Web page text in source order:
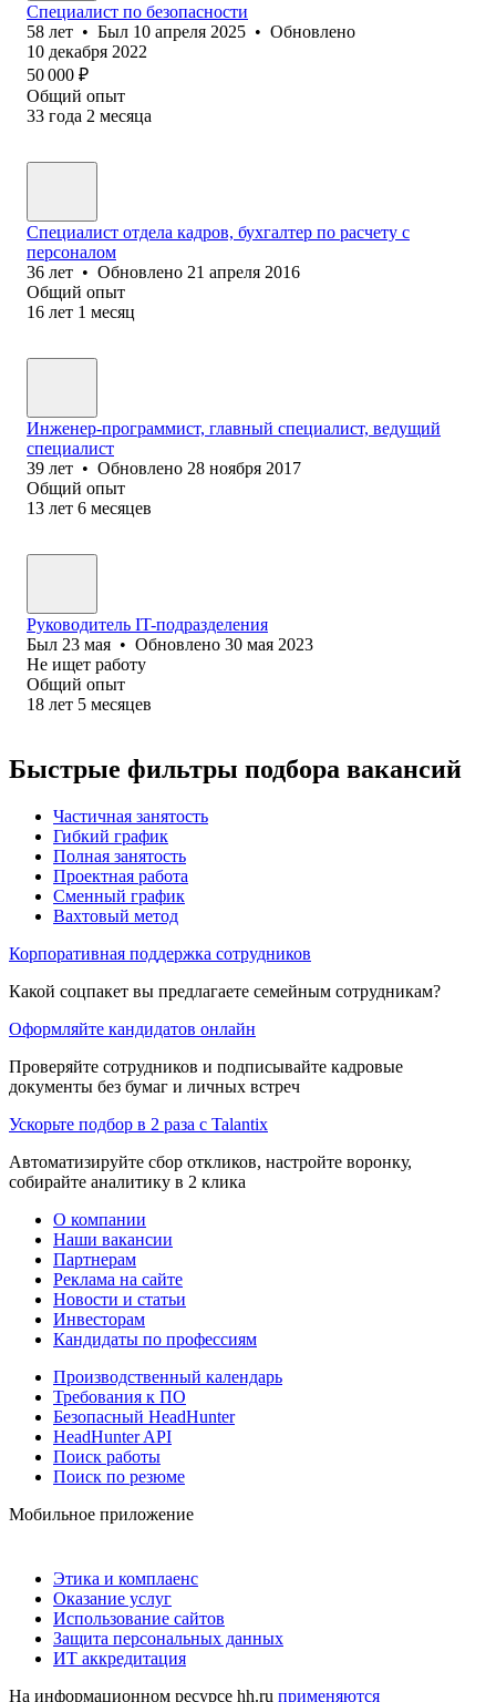
Специалист по безопасности
58 лет • Был 10 апреля 2025 • Обновлено
10 декабря 2022
50 000 ₽
Общий опыт
33 года 2 месяца
Специалист отдела кадров, бухгалтер по расчету с
персоналом
36 лет • Обновлено 21 апреля 2016
Общий опыт
16 лет 1 месяц
Инженер-программист, главный специалист, ведущий
специалист
39 лет • Обновлено 28 ноября 2017
Общий опыт
13 лет 6 месяцев
Руководитель IT-подразделения
Был 23 мая • Обновлено 30 мая 2023
Не ищет работу
Общий опыт
18 лет 5 месяцев
Быстрые фильтры подбора вакансий
Частичная занятость
Гибкий график
Полная занятость
Проектная работа
Сменный график
Вахтовый метод
Корпоративная поддержка сотрудников
Какой соцпакет вы предлагаете семейным сотрудникам?
Оформляйте кандидатов онлайн
Проверяйте сотрудников и подписывайте кадровые
документы без бумаг и личных встреч
Ускорьте подбор в 2 раза с Talantix
Автоматизируйте сбор откликов, настройте воронку,
собирайте аналитику в 2 клика
О компании
Наши вакансии
Партнерам
Реклама на сайте
Новости и статьи
Инвесторам
Кандидаты по профессиям
Производственный календарь
Требования к ПО
Безопасный HeadHunter
HeadHunter API
Поиск работы
Поиск по резюме
Мобильное приложение
Этика и комплаенс
Оказание услуг
Использование сайтов
Защита персональных данных
ИТ аккредитация
На информационном ресурсе hh.ru применяются